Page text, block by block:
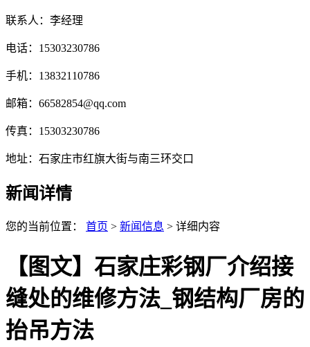
联系人：李经理
电话：15303230786
手机：13832110786
邮箱：66582854@qq.com
传真：15303230786
地址：石家庄市红旗大街与南三环交口
新闻详情
您的当前位置： 首页 > 新闻信息 > 详细内容
【图文】石家庄彩钢厂介绍接
缝处的维修方法_钢结构厂房的
抬吊方法